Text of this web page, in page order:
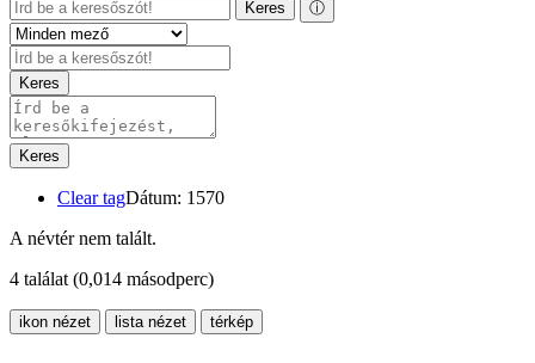
Keres ⓘ
Keres
Keres
Clear tagDátum: 1570
A névtér nem talált.
4 találat (0,014 másodperc)
ikon nézet lista nézet térkép